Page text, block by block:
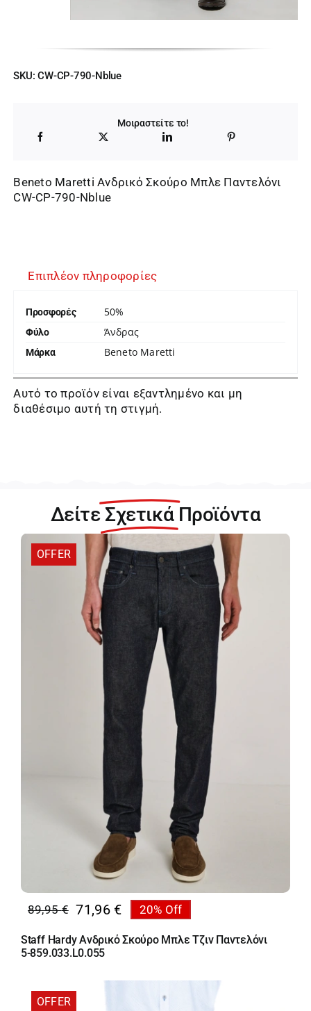
SKU:CW-CP-790-Nblue
Μοιραστείτε το!
Beneto Maretti Ανδρικό Σκούρο Μπλε Παντελόνι
CW-CP-790-Nblue
Επιπλέον πληροφορίες
Προσφορές 50%
Φύλο Άνδρας
Μάρκα Beneto Maretti
Αυτό το προϊόν είναι εξαντλημένο και μη
διαθέσιμο αυτή τη στιγμή.
Δείτε Σχετικά Προϊόντα
OFFER
89,95€
Original
price
was:
71,96 €
Η
τρέχουσα
τιμή
20% Off
Staff Hardy Ανδρικό Σκούρο Μπλε Τζιν Παντελόνι
5-859.033.L0.055
OFFER